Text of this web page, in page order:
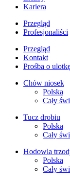
Kariera
Przegląd
Profesjonaliści
Przegląd
Kontakt
Prośba o
Chów niosek
Polska
Cały
Tucz drobiu
Polska
Cały
Hodowla
Polska
Cały